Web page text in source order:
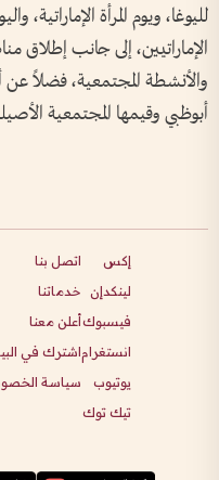
لليوغا، ويوم المرأة الإماراتية،
الإماراتيين، إلى جانب إطلاق
والأنشطة المجتمعية، فضلاً عن
أبوظبي وقيمها المجتمعية
إكس
لينكدإن
فيسبوك
انستغرام
يوتيوب
تيك توك
اتصل بنا
خدماتنا
أعلن معنا
اشترك في
سياسة